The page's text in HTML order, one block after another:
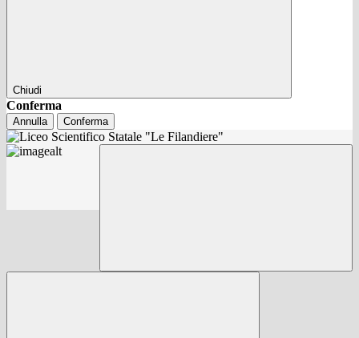
Chiudi
Conferma
Annulla Conferma